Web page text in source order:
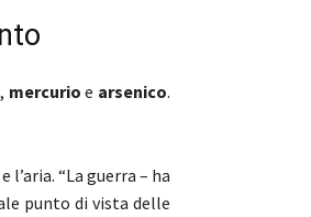
, mercurioe arsenico.
“La guerra – ha
punto di vista delle